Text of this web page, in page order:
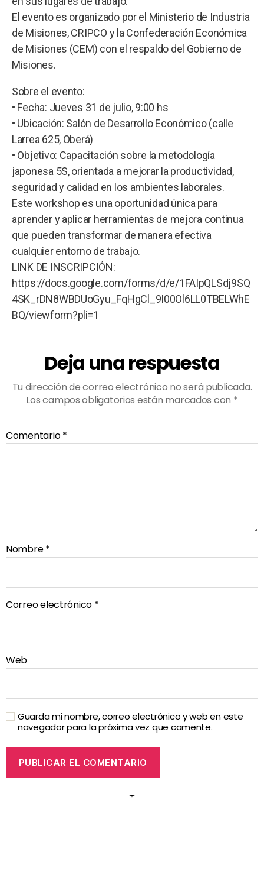
El evento es organizado por el Ministerio de Industria
de Misiones, CRIPCO y la Confederación Económica
de Misiones (CEM) con el respaldo del Gobierno de
Misiones.
Sobre el evento:
• Fecha: Jueves 31 de julio, 9:00 hs
• Ubicación: Salón de Desarrollo Económico (calle
Larrea 625, Oberá)
• Objetivo: Capacitación sobre la metodología
japonesa 5S, orientada a mejorar la productividad,
seguridad y calidad en los ambientes laborales.
Este workshop es una oportunidad única para
aprender y aplicar herramientas de mejora continua
que pueden transformar de manera efectiva
cualquier entorno de trabajo.
LINK DE INSCRIPCIÓN:
https://docs.google.com/forms/d/e/1FAIpQLSdj9SQ
4SK_rDN8WBDUoGyu_FqHgCl_9I00Ol6LL0TBELWhE
BQ/viewform?pli=1
Deja una respuesta
Tu dirección de correo electrónico no será publicada.
Los campos obligatorios están marcados con *
Comentario*
Nombre*
Correo electrónico *
Web
Guarda mi nombre, correo electrónico y web en este
navegador para la próxima vez que comente.